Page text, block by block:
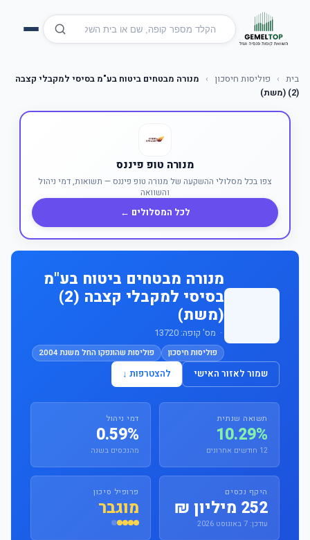
בית › פוליסות חיסכון ›
מנורה מבטחים ביטוח בע"מ בסיסי למקבלי קצבה
(2) (משת)
מנורה טופ פיננס
צפו בכל מסלולי ההשקעה של מנורה טופ פיננס — תשואות, דמי ניהול
והשוואה
לכל המסלולים ←
מנורה מבטחים ביטוח בע"מ
בסיסי למקבלי קצבה (2)
(משת)
· מס' קופה: 13720
פוליסות חיסכון פוליסות שהונפקו החל משנת 2004
שמור לאזור האישי להצטרפות ↓
תשואה שנתית
10.29%
12 חודשים אחרונים
דמי ניהול
0.59%
מהנכסים בשנה
היקף נכסים
252 מיליון ₪
עודכן: 7 באוגוסט 2026
פרופיל סיכון
מוגבר